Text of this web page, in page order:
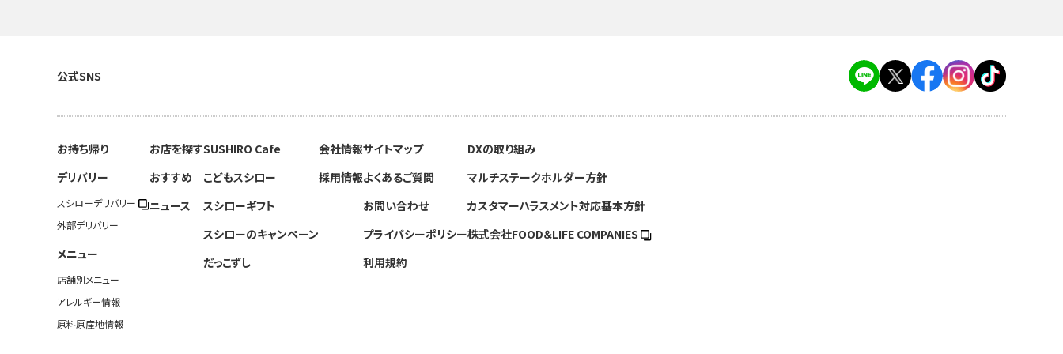
公式SNS
お持ち帰り
デリバリー
スシローデリバリー
外部デリバリー
メニュー
店舗別メニュー
アレルギー情報
原料原産地情報
お店を探す
おすすめ
ニュース
SUSHIRO Cafe
こどもスシロー
スシローギフト
スシローのキャンペーン
だっこずし
会社情報
採用情報
サイトマップ
よくあるご質問
お問い合わせ
プライバシーポリシー
利用規約
DXの取り組み
マルチステークホルダー方針
カスタマーハラスメント対応基本方針
株式会社FOOD＆LIFE COMPANIES